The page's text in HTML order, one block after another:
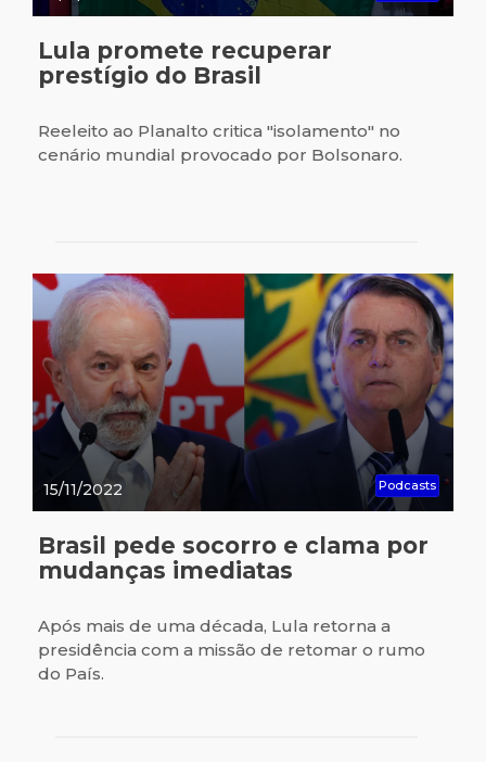
Lula promete recuperar
prestígio do Brasil
Reeleito ao Planalto critica "isolamento" no
cenário mundial provocado por Bolsonaro.
15/11/2022 Podcasts
Brasil pede socorro e clama por
mudanças imediatas
Após mais de uma década, Lula retorna a
presidência com a missão de retomar o rumo
do País.